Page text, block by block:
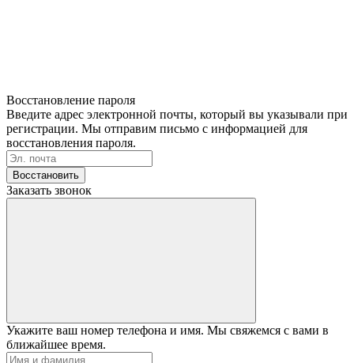
Восстановление пароля
Введите адрес электронной почты, который вы указывали при
регистрации. Мы отправим письмо с информацией для
восстановления пароля.
Восстановить
Заказать звонок
Укажите ваш номер телефона и имя. Мы свяжемся с вами в
ближайшее время.